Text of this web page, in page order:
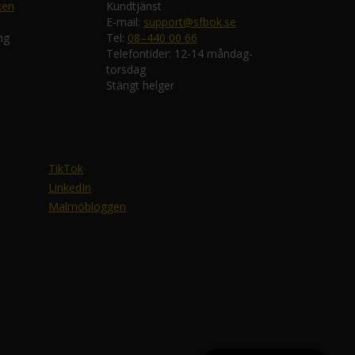
Kundtjänst
E-mail: support@sfbok.se
Tel: 08–440 00 66
Telefontider: 12-14 måndag-
torsdag
Stängt helger
TikTok
LinkedIn
Malmöbloggen